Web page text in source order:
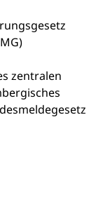
zentralen